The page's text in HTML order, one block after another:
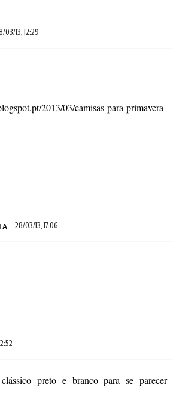
03/13, 12:29
2013/03/camisas-para-primavera-
28/03/13, 17:06
preto e branco para se parecer